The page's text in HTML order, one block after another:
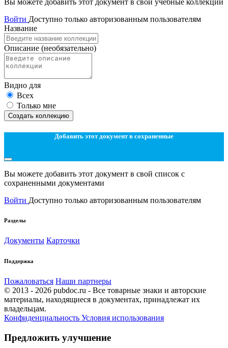
Вы можете добавить этот документ в свои учебные коллекции
Войти Доступно только авторизованным пользователям
Название
Описание (необязательно)
Видно для
Всех
Только мне
Создать коллекцию
Добавить этот документ в сохраненные
Вы можете добавить этот документ в свой список с
сохраненными документами
Войти Доступно только авторизованным пользователям
Разделы
Документы Карточки
Поддержка
Пожаловаться Наши партнеры
© 2013 - 2026 pubdoc.ru - Все товарные знаки и авторские
материалы, находящиеся в документах, принадлежат их
владельцам.
Конфиденциальность Условия использования
Предложить улучшение